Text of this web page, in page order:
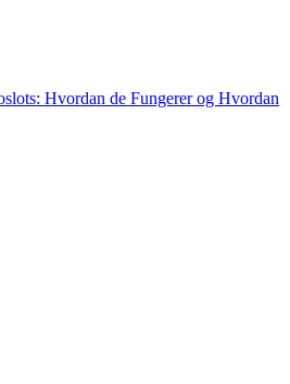
Hvordan de Fungerer og Hvordan